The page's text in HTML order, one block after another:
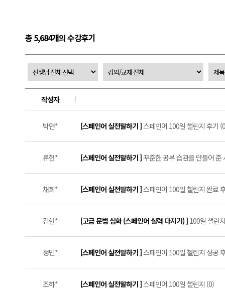
총 5,684개의 수강후기
작성자
박연* [스페인어 실전말하기 ]스페인어 100일 챌린지 후기
류현* [스페인어 실전말하기 ]꾸준한 공부 습관을 만들어
채희* [스페인어 실전말하기 ]스페인어 100일 챌린지 완료
김현* [고급 문법 심화 (스페인어 실력 다지기) ] 100일 챌린
정민* [스페인어 실전말하기 ]스페인어 100일 첼린지 성공
조하* [스페인어 실전말하기 ]스페인어 100일 챌린지 (0)